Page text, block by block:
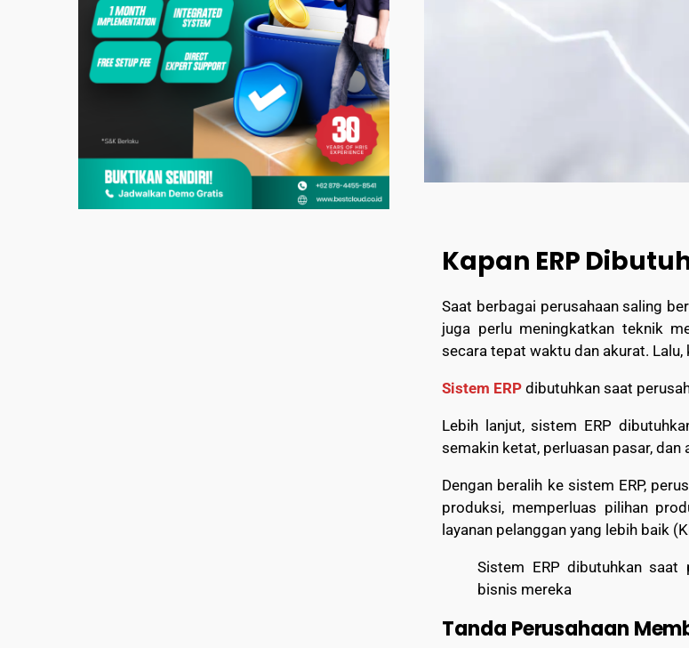
Kapan ERP
Saat berbagai perusahaan saling
juga perlu meningkatkan teknik
secara tepat waktu dan akurat. Lalu,
Sistem ERP dibutuhkan saat
Lebih lanjut, sistem ERP
semakin ketat, perluasan pasar,
Dengan beralih ke sistem ERP,
produksi, memperluas pilihan
layanan pelanggan yang lebih baik
Sistem ERP dibutuhkan saat
bisnis mereka
Tanda Perusahaan